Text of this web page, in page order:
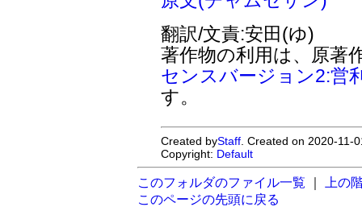
翻訳/文責:安田(ゆ)
著作物の利用は、原著
センスバージョン2:営
す。
Created byStaff. Created on 2020-11-
Copyright: Default
このフォルダのファイル一覧
上の
このページの先頭に戻る